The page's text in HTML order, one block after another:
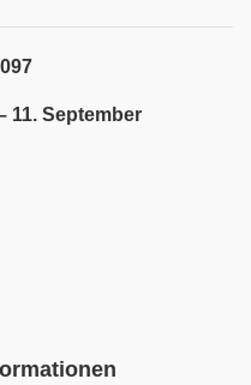
11. September